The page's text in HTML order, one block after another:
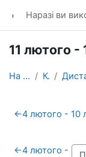
Наразі ви
11 лютого -
На головну Курси
Схема
←4 лютого - 10
←4 лютого -